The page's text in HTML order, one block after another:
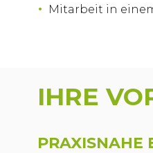
Mitarbeit in
IHRE
PRAXISNAHE